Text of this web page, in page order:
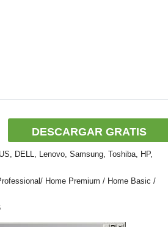
DESCARGAR GRATIS
DELL, Lenovo, Samsung, Toshiba, HP,
Home Premium / Home Basic /